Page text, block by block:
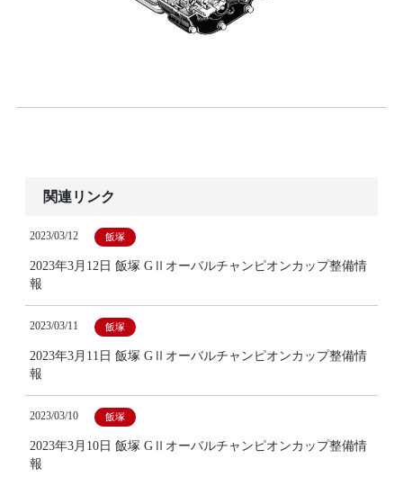
関連リンク
2023/03/12 飯塚
2023年3月12日 飯塚 GⅡオーバルチャンピオンカップ整備情
報
2023/03/11 飯塚
2023年3月11日 飯塚 GⅡオーバルチャンピオンカップ整備情
報
2023/03/10 飯塚
2023年3月10日 飯塚 GⅡオーバルチャンピオンカップ整備情
報